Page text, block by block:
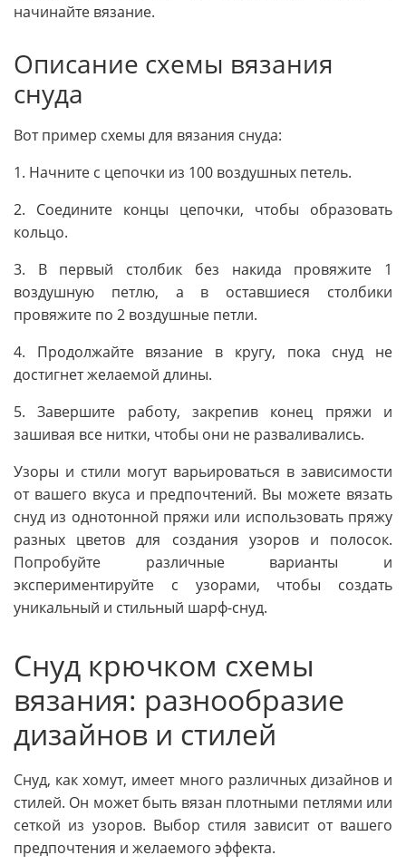
начинайте вязание.
Описание схемы вязания
снуда
Вот пример схемы для вязания снуда:
1. Начните с цепочки из 100 воздушных петель.
2. Соедините концы цепочки, чтобы образовать
кольцо.
3. В первый столбик без накида провяжите 1
воздушную петлю, а в оставшиеся столбики
провяжите по 2 воздушные петли.
4. Продолжайте вязание в кругу, пока снуд не
достигнет желаемой длины.
5. Завершите работу, закрепив конец пряжи и
зашивая все нитки, чтобы они не разваливались.
Узоры и стили могут варьироваться в зависимости
от вашего вкуса и предпочтений. Вы можете вязать
снуд из однотонной пряжи или использовать пряжу
разных цветов для создания узоров и полосок.
Попробуйте различные варианты и
экспериментируйте с узорами, чтобы создать
уникальный и стильный шарф-снуд.
Снуд крючком схемы
вязания: разнообразие
дизайнов и стилей
Снуд, как хомут, имеет много различных дизайнов и
стилей. Он может быть вязан плотными петлями или
сеткой из узоров. Выбор стиля зависит от вашего
предпочтения и желаемого эффекта.